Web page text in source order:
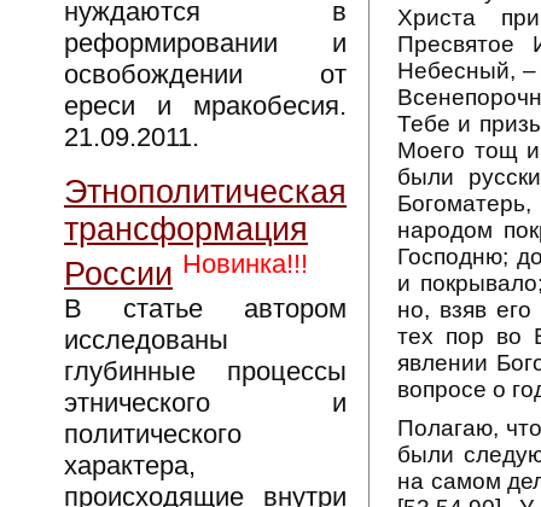
нуждаются в
реформировании и
освобождении от
ереси и мракобесия.
21.09.2011.
Этнополитическая
трансформация
России Новинка!!!
В статье автором
исследованы
глубинные процессы
этнического и
политического
характера,
происходящие внутри
Христа
Пресвятое
Небесный, –
Тебе и
Моего тощ
были
народом
Господню;
и
но, взяв
тех пор во
явлении
вопросе о
Полагаю,
были
на самом